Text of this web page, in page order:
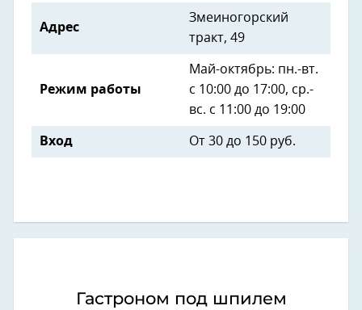
Адрес
Змеиногорский
тракт, 49
Режим работы
Май-октябрь: пн.-вт.
с 10:00 до 17:00, ср.-
вс. с 11:00 до 19:00
Вход От 30 до 150 руб.
Гастроном под шпилем